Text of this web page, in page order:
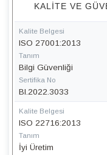
KALITE VE
Kalite Belgesi
ISO 27001:2013
Tanım
Bilgi Güvenliği
Sertifika No
BI.2022.3033
Kalite Belgesi
ISO 22716:2013
Tanım
İyi Üretim